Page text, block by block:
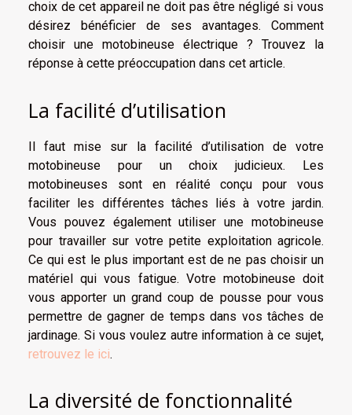
choix de cet appareil ne doit pas être négligé si vous
désirez bénéficier de ses avantages. Comment
choisir une motobineuse électrique ? Trouvez la
réponse à cette préoccupation dans cet article.
La facilité d’utilisation
Il faut mise sur la facilité d’utilisation de votre
motobineuse pour un choix judicieux. Les
motobineuses sont en réalité conçu pour vous
faciliter les différentes tâches liés à votre jardin.
Vous pouvez également utiliser une motobineuse
pour travailler sur votre petite exploitation agricole.
Ce qui est le plus important est de ne pas choisir un
matériel qui vous fatigue. Votre motobineuse doit
vous apporter un grand coup de pousse pour vous
permettre de gagner de temps dans vos tâches de
jardinage. Si vous voulez autre information à ce sujet,
retrouvez le ici.
La diversité de fonctionnalité